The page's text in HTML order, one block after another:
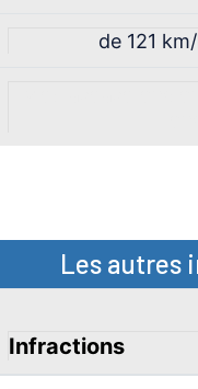
de 121
Les autres
Infractions